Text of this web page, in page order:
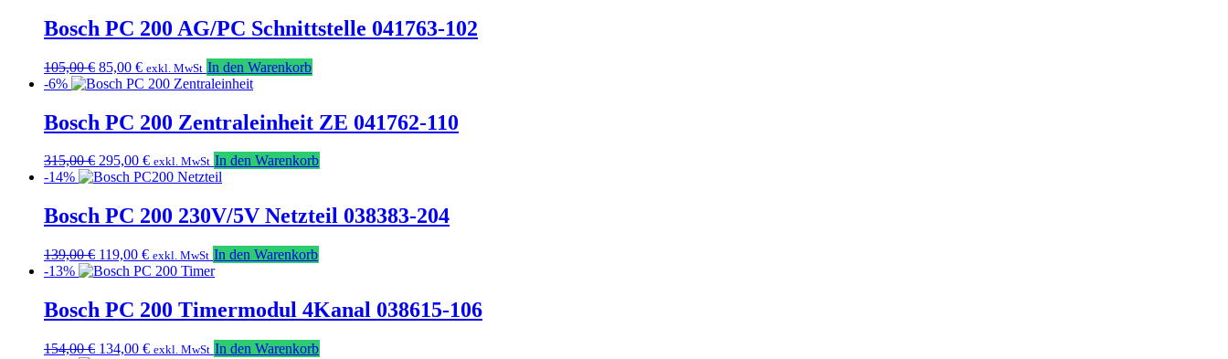
85,00 € 65,00 €.
Bosch PC 200 AG/PC Schnittstelle 041763-102
105,00€ Ursprünglicher
Preis
105,00 €
85,00 €Aktueller
Preis
85,00 €.
exkl. MwSt In den Warenkorb
-6%
Bosch PC 200 Zentraleinheit ZE 041762-110
315,00€ Ursprünglicher
Preis
315,00 €
295,00 €Aktueller
Preis
295,00 €.
exkl. MwSt In den Warenkorb
-14%
Bosch PC 200 230V/5V Netzteil 038383-204
139,00€ Ursprünglicher
Preis
139,00 €
119,00 €Aktueller
Preis
119,00 €.
exkl. MwSt In den Warenkorb
-13%
Bosch PC 200 Timermodul 4Kanal 038615-106
154,00€ Ursprünglicher
134,00 €Aktueller
exkl. MwSt In den Warenkorb